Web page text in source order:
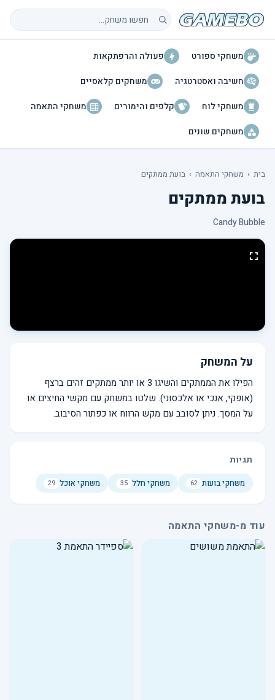
חיפוש משחקים
משחקי ספורט
פעולה והרפתקאות
חשיבה ואסטרטגיה
משחקים קלאסיים
משחקי לוח
קלפים והימורים
משחקי התאמה
משחקים שונים
בית › משחקי התאמה › בועת ממתקים
בועת ממתקים
Candy Bubble
על המשחק
הפילו את הממתקים והשיגו 3 או יותר ממתקים זהים ברצף
(אופקי, אנכי או אלכסוני). שלטו במשחק עם מקשי החיצים או
על המסך. ניתן לסובב עם מקש הרווח או כפתור הסיבוב.
תגיות
משחקי בועות 62 משחקי חלל 35 משחקי אוכל 29
עוד מ-משחקי התאמה